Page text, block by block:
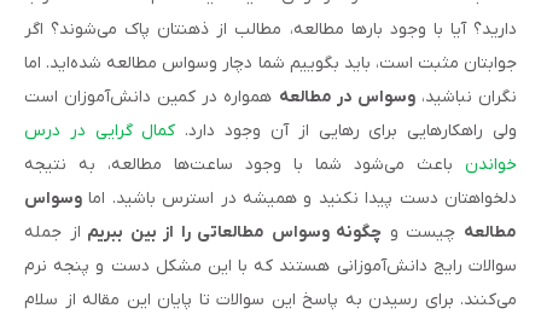
دارید؟ آیا با وجود بارها مطالعه، مطالب از ذهنتان پاک می‌شوند؟ اگر
جوابتان مثبت است، باید بگوییم شما دچار وسواس مطالعه شده‌اید. اما
نگران نباشید،وسواس در مطالعه همواره در کمین دانش‌آموزان است
ولی راهکارهایی برای رهایی از آن وجود دارد. کمال گرایی در درس
خواندن باعث می‌شود شما با وجود ساعت‌ها مطالعه‌، به نتیجه
دلخواهتان دست پیدا نکنید و همیشه در استرس باشید. اما وسواس
مطالعه چیست و چگونه وسواس مطالعاتی را از بین ببریم از جمله
سوالات رایج دانش‌آموزانی هستند که با این مشکل دست و پنجه نرم
می‌کنند. برای رسیدن به پاسخ این سوالات تا پایان این مقاله از سلام